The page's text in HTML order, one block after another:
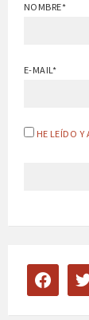
NOMBRE*
E-MAIL*
HE LEÍDO Y
facebook